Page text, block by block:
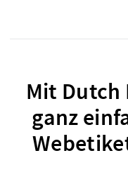
Mit Dutch
ganz